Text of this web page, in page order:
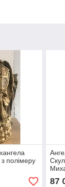
полімеру
87